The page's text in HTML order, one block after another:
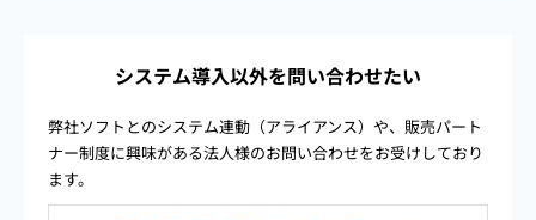
システム導入以外を問い合わせたい
弊社ソフトとのシステム連動（アライアンス）や、販売パート
ナー制度に興味がある法人様のお問い合わせをお受けしており
ます。